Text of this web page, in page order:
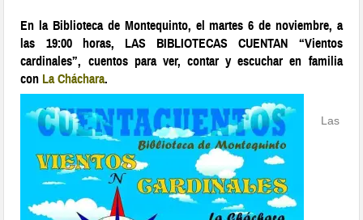
En la Biblioteca de Montequinto, el martes 6 de noviembre, a
las 19:00 horas, LAS BIBLIOTECAS CUENTAN “Vientos
cardinales”, cuentos para ver, contar y escuchar en familia
con La Cháchara.
Las